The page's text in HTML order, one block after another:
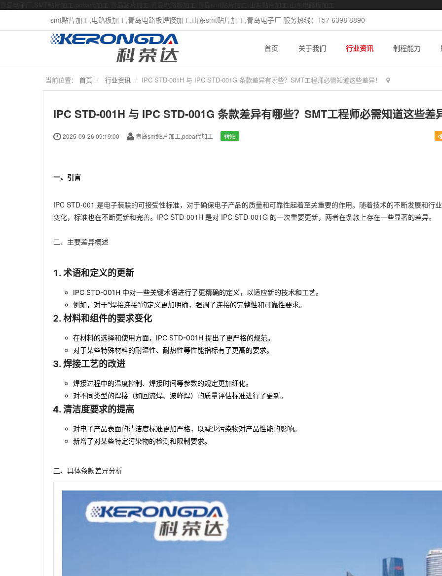
smt贴片加工,电路板加工,青岛电路板焊接加工,山东smt贴片加工,青岛电子厂 服务热线：157 6398 8890
首页 关于我们 行业资讯 制程能力
当前位置： 首页 行业资讯 IPC STD-001H 与 IPC STD-001G 条款差异有哪些？SMT工程师必需知道这些差异！
IPC STD-001H 与 IPC STD-001G 条款差异有哪些？SMT工程师必需知道这些差
2025-09-26 09:19:00 青岛smt贴片加工,pcba代加工 转贴
一、引言
IPC STD-001 是电子装联的可接受性标准，对于确保电子产品的质量和可靠性起着至关重要的作用。随着技术的不断发展和行
变化，标准也在不断更新和完善。IPC STD-001H 是对 IPC STD-001G 的一次重要更新，两者在条款上存在一些显著的差异。
二、主要差异概述
术语和定义的更新
IPC STD-001H 中对一些关键术语进行了更精确的定义，以适应新的技术和工艺。
例如，对于“焊接连接”的定义更加明确，强调了连接的完整性和可靠性要求。
材料和组件的要求变化
在材料的选择和使用方面，IPC STD-001H 提出了更严格的规范。
对于某些特殊材料的耐湿性、耐热性等性能指标有了更高的要求。
焊接工艺的改进
焊接过程中的温度控制、焊接时间等参数的规定更加细化。
对不同类型的焊接（如回流焊、波峰焊）的质量评估标准进行了更新。
清洁度要求的提高
对电子产品表面的清洁度标准更加严格，以减少污染物对产品性能的影响。
新增了对某些特定污染物的检测和限制要求。
三、具体条款差异分析